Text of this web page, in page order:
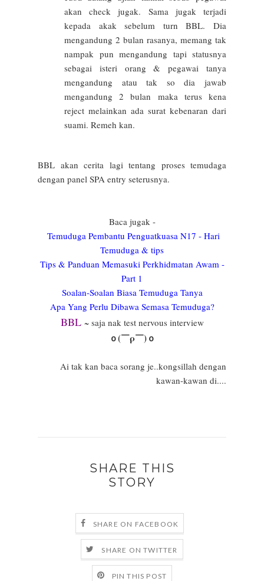
akan check jugak. Sama jugak terjadi
kepada akak sebelum turn BBL. Dia
mengandung 2 bulan rasanya, memang tak
nampak pun mengandung tapi statusnya
sebagai isteri orang & pegawai tanya
mengandung atau tak so dia jawab
mengandung 2 bulan maka terus kena
reject melainkan ada surat kebenaran dari
suami. Remeh kan.
BBL akan cerita lagi tentang proses temudaga
dengan panel SPA entry seterusnya.
Baca jugak -
Temuduga Pembantu Penguatkuasa N17 - Hari
Temuduga & tips
Tips & Panduan Memasuki Perkhidmatan Awam -
Part 1
Soalan-Soalan Biasa Temuduga Tanya
Apa Yang Perlu Dibawa Semasa Temuduga?
BBL~ saja nak test nervous interview
ｏ(￣ρ￣)ｏ
Ai tak kan baca sorang je..kongsillah dengan
kawan-kawan di....
SHARE THIS
STORY
SHARE ON FACEBOOK
SHARE ON TWITTER
PIN THIS POST